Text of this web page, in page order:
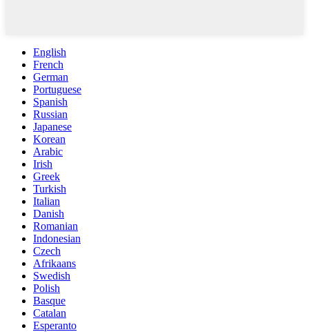
English
French
German
Portuguese
Spanish
Russian
Japanese
Korean
Arabic
Irish
Greek
Turkish
Italian
Danish
Romanian
Indonesian
Czech
Afrikaans
Swedish
Polish
Basque
Catalan
Esperanto